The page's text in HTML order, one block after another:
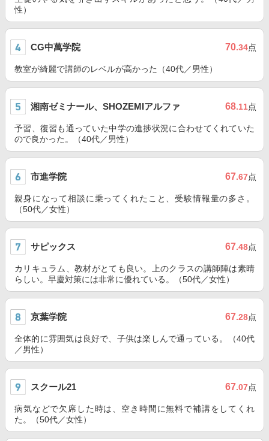
性）
CG中萬学院 70.34点
教室が綺麗で講師のレベルが高かった（40代／男性）
湘南ゼミナール、SHOZEMIアルファ 68.11点
予習、復習も通っていた中学の進捗状況に合わせてくれていた
ので良かった。（40代／男性）
市進学院 67.67点
親身になって相談に乗ってくれたこと、受験情報量の多さ。
（50代／女性）
サピックス 67.48点
カリキュラム、教材がとても良い。上のクラスの講師陣は素晴
らしい。早慶対策には非常に優れている。（50代／女性）
京葉学院 67.28点
全体的に雰囲気は良好で、子供は楽しんで通っている。（40代
／男性）
スクール21 67.07点
病気などで欠席した時は、空き時間に無料で補講をしてくれ
た。（50代／女性）